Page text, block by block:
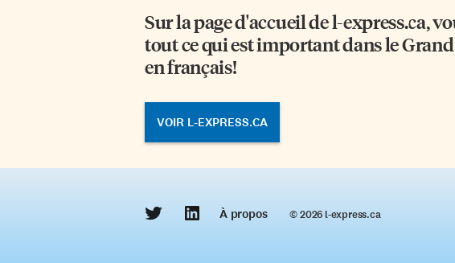
Sur la page d'accueil del-express.ca,
tout ce qui est important dans le
en français!
VOIR L-EXPRESS.CA
À propos © 2026 l‑express.ca